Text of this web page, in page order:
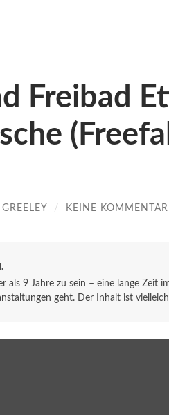
Freibad
/ KEINE
als 9 Jahre zu sein – eine lange Zeit
geht. Der Inhalt ist